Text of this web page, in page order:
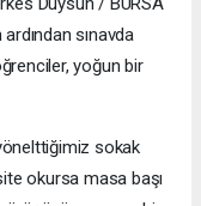
ardından sınavda
yoğun bir
sokak
okursa masa başı